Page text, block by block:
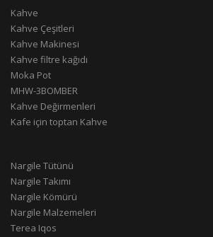
Kahve
Kahve Çeşitleri
Kahve Makinesi
Kahve filtre kağıdı
Moka Pot
MHW-3BOMBER
Kahve Değirmenleri
Kafe için toptan Kahve
Nargile Tütünü
Nargile Takımı
Nargile Kömürü
Nargile Malzemeleri
Terea Iqos